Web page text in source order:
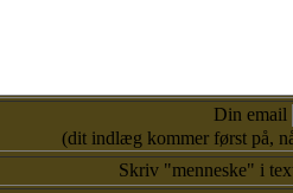
Din email
(dit indlæg kommer først på,
Skriv "menneske" i